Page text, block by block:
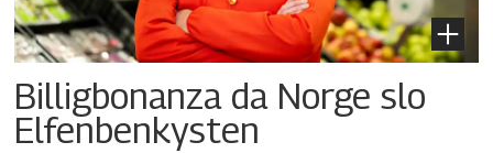
Billigbonanza da Norge slo
Elfenbenkysten